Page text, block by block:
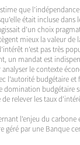
que
était incluse dans
d’un choix
mieux la valeur de
n’est pas très
un mandat est
le contexte
l’autorité budgétaire
domination budgétaire
relever les taux
l’enjeu du carbone
géré par une Banque